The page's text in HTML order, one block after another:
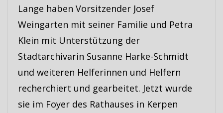
Lange haben Vorsitzender Josef
Weingarten mit seiner Familie und Petra
Klein mit Unterstützung der
Stadtarchivarin Susanne Harke-Schmidt
und weiteren Helferinnen und Helfern
recherchiert und gearbeitet. Jetzt wurde
sie im Foyer des Rathauses in Kerpen